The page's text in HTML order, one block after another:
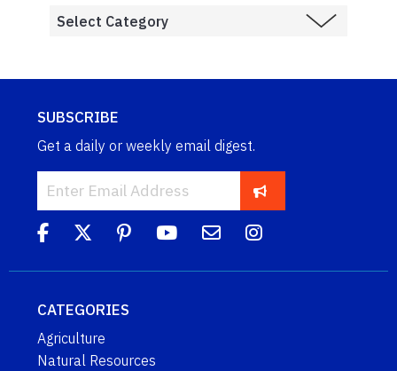
SUBSCRIBE
Get a daily or weekly email digest.
CATEGORIES
Agriculture
Natural Resources